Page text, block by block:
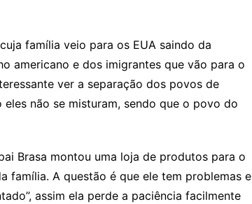
família veio para os EUA saindo da
americano e dos imigrantes que vão para o
ver a separação dos povos de
não se misturam, sendo que o povo do
Brasa montou uma loja de produtos para o
família. A questão é que ele tem problemas e
assim ela perde a paciência facilmente